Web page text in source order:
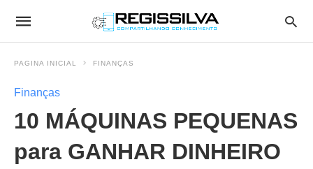
PAGINA INICIAL FINANÇAS
Finanças
10 MÁQUINAS PEQUENAS
para GANHAR DINHEIRO